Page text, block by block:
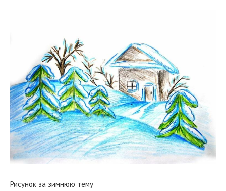
Рисунок за зимнюю тему